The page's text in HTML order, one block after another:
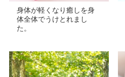
身体が軽くなり癒しを身
体全体でうけとれまし
た。